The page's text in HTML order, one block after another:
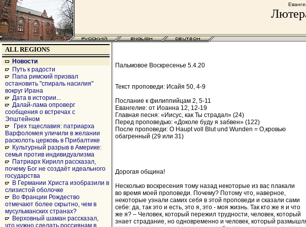
ALL REGIONS
Новости
Путь к радости
Папа римский призвал
остановить "спираль насилия"
вокруг Ирана
Дата в истории...
Далай-лама опроверг
сообщения о встречах с
Эпштейном
Грех тщеславия: патриарха
Варфоломея уличили в желании
расколоть церковь в Прибалтике
Культурный разрыв в Америке:
семья против индивидуализма
Патриарх Кирилл рассказал,
почему Бог не создаёт идеального
государства
В Германии Христа изобразили в
слизистой оболочке
Во Франции Рождество
отмечают более скрытно, чем в
мусульманских странах?
Верховный шаман рассказал,
что нужно сделать россиянам в
Пальмовое Воскресенье 5.4.20
Текст проповеди: Исайя 50, 4-9
Послание к филиппийцам 2, 5-11
Евангелие: от Иоанна 12, 12-19
Главная песня: «Иисус, как Ты страдал» (24)
Перед проповедью: «Доколе буду я забвен» (122)
После проповеди: O Haupt voll Blut und Wunden = О,кровью
обагренный (29 или 31)
Дорогая община!
Несколько воскресения тому назад некоторые из вас плакали
во время моей проповеди. Почему? Потому что, наверное,
некоторые узнали самих себя в этой проповеди и сказали сами
себе: да, так это и есть, это я, это - моя жизнь. Так кто же я и что
же я? – Человек, который пережил трудности, человек, который
знает страдание, но одновременно и человек, который